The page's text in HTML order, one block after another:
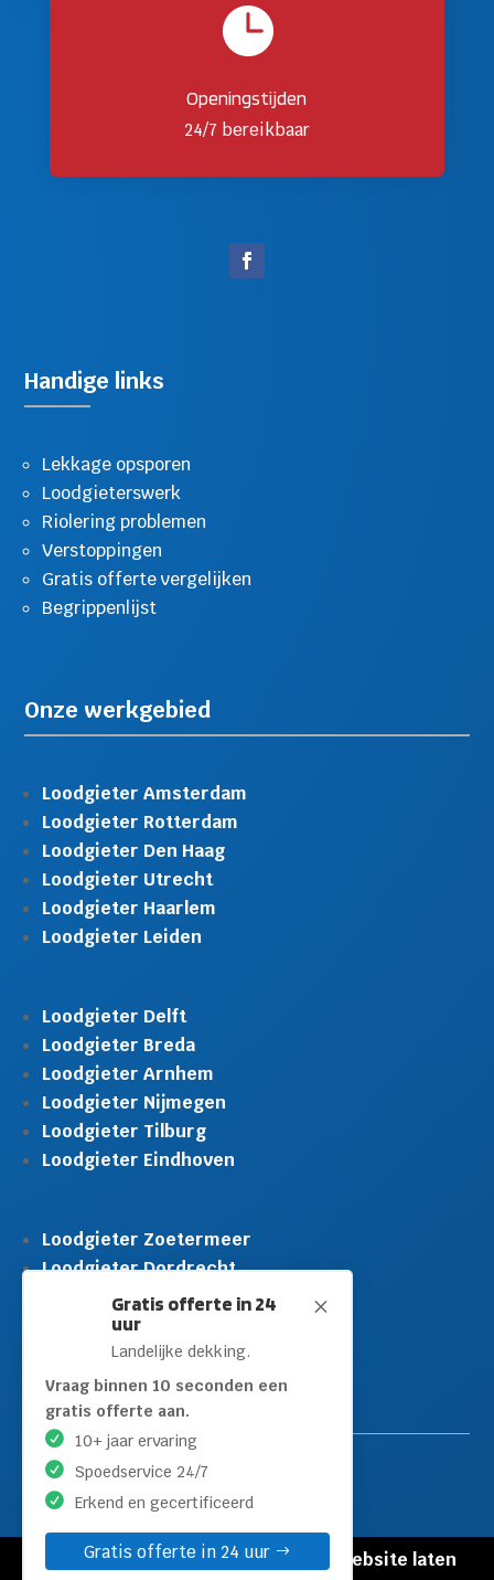

Openingstijden
24/7 bereikbaar
M
Gratis offerte in 24
uur
Landelijke dekking.
Vraag binnen 10 seconden een
gratis offerte aan.
10+ jaar ervaring
Spoedservice 24/7
Erkend en gecertificeerd
Gratis offerte in 24 uur
Handige links
Lekkage opsporen
Loodgieterswerk
Riolering problemen
Verstoppingen
Gratis offerte vergelijken
Begrippenlijst
Onze werkgebied
Loodgieter Amsterdam
Loodgieter Rotterdam
Loodgieter Den Haag
Loodgieter Utrecht
Loodgieter Haarlem
Loodgieter Leiden
Loodgieter Delft
Loodgieter Breda
Loodgieter Arnhem
Loodgieter Nijmegen
Loodgieter Tilburg
Loodgieter Eindhoven
Loodgieter Zoetermeer
Loodgieter Dordrecht
Loodgieter Rijswijk
Loodgieter Schiedam
Loodgieter Leidschendam
Loodgieter Hilversum
© Copyright Loodgieters Kwartier |
Website laten